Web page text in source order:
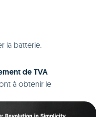
la batterie.
de TVA
à obtenir le